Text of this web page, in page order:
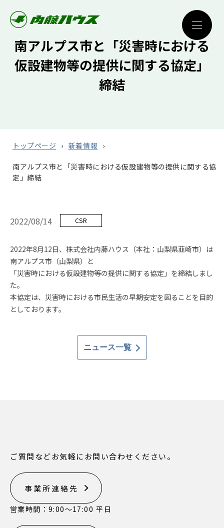
南アルプス市と「災害時における
仮設建物等の提供に関する協定」
締結
トップページ 新着情報
南アルプス市と「災害時における仮設建物等の提供に関する協
定」締結
2022/08/14 CSR
2022年8月12日、株式会社内藤ハウス（本社：山梨県韮崎市）は
南アルプス市（山梨県）と
「災害時における仮設建物等の提供に関する協定」を締結しまし
た。
本協定は、災害時における市民生活の早期安定を図ることを目的
としております。
ニュース一覧
ご質問などお気軽にお問い合わせください。
事業所連絡先
営業時間：9:00〜17:00 平日